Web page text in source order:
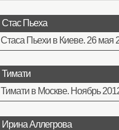
Стас Пьеха
Стаса Пьехи в Киеве. 26 мая
Тимати
Тимати в Москве. Ноябрь
Ирина Аллегрова